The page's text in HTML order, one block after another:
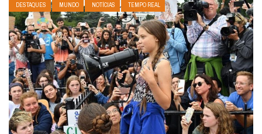
DESTAQUES MUNDO NOTÍCIAS TEMPO REAL